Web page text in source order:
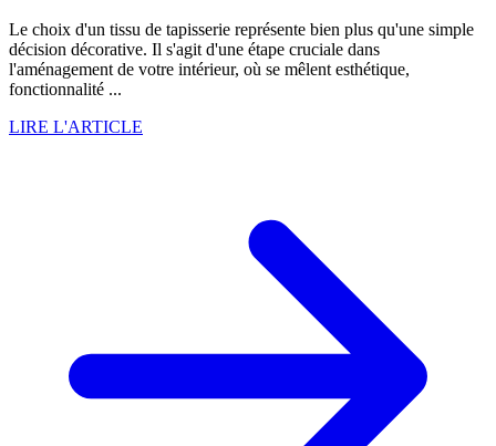
Le choix d'un tissu de tapisserie représente bien plus qu'une simple
décision décorative. Il s'agit d'une étape cruciale dans
l'aménagement de votre intérieur, où se mêlent esthétique,
fonctionnalité ...
LIRE L'ARTICLE